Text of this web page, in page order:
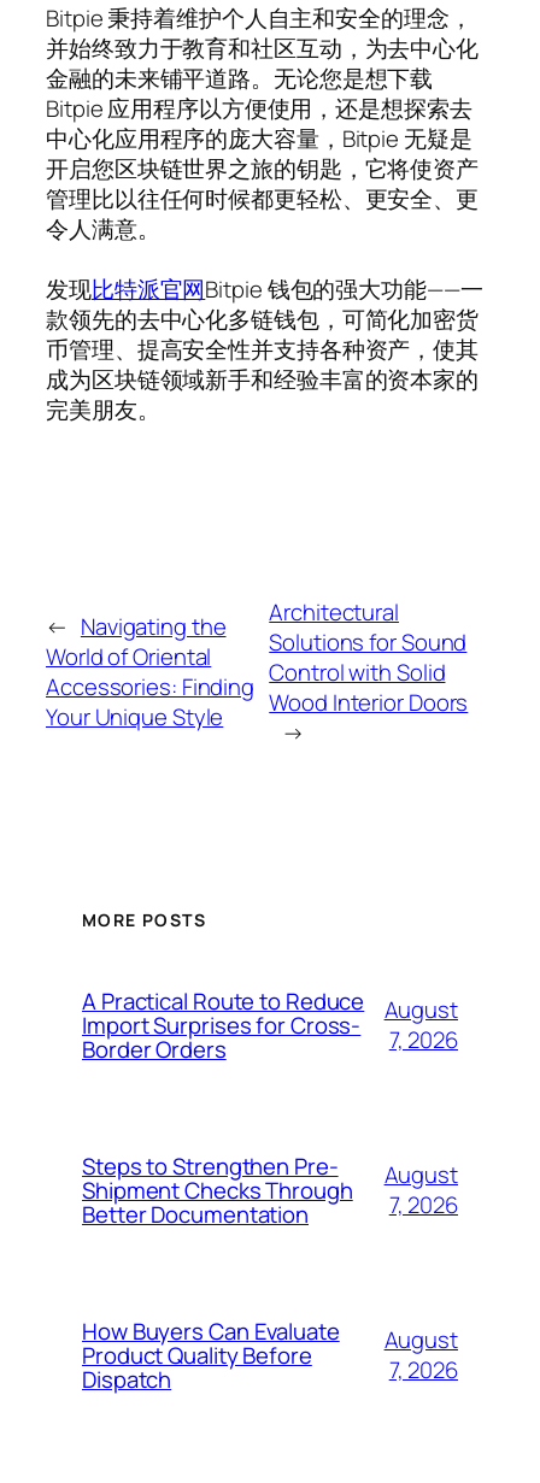
Bitpie 秉持着维护个人自主和安全的理念，
并始终致力于教育和社区互动，为去中心化
金融的未来铺平道路。无论您是想下载
Bitpie 应用程序以方便使用，还是想探索去
中心化应用程序的庞大容量，Bitpie 无疑是
开启您区块链世界之旅的钥匙，它将使资产
管理比以往任何时候都更轻松、更安全、更
令人满意。
发现比特派官网Bitpie 钱包的强大功能——一
款领先的去中心化多链钱包，可简化加密货
币管理、提高安全性并支持各种资产，使其
成为区块链领域新手和经验丰富的资本家的
完美朋友。
← Navigating the
World of Oriental
Accessories: Finding
Your Unique Style
Architectural
Solutions for Sound
Control with Solid
Wood Interior Doors
→
MORE POSTS
A Practical Route to Reduce
Import Surprises for Cross-
Border Orders
August
7, 2026
Steps to Strengthen Pre-
Shipment Checks Through
Better Documentation
August
7, 2026
How Buyers Can Evaluate
Product Quality Before
Dispatch
August
7, 2026